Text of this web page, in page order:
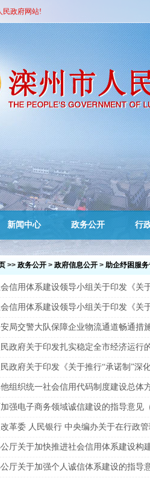
民政府网站!
新闻中心 政务公开 行
>> 政务公开 > 政府信息公开 > 助企纾困服
信用体系建设领导小组关于印发《关
信用体系建设领导小组关于印发《关
局交警大队保障企业物流通道畅通措
政府关于印发扎实稳定全市经济运行
政府关于印发《关于推行“承诺制”深
组织统一社会信用代码制度建设总体
强电子商务领域诚信建设的指导意见
革委 人民银行 中央编办关于在行政
厅关于加快推进社会信用体系建设构
厅关于加强个人诚信体系建设的指导